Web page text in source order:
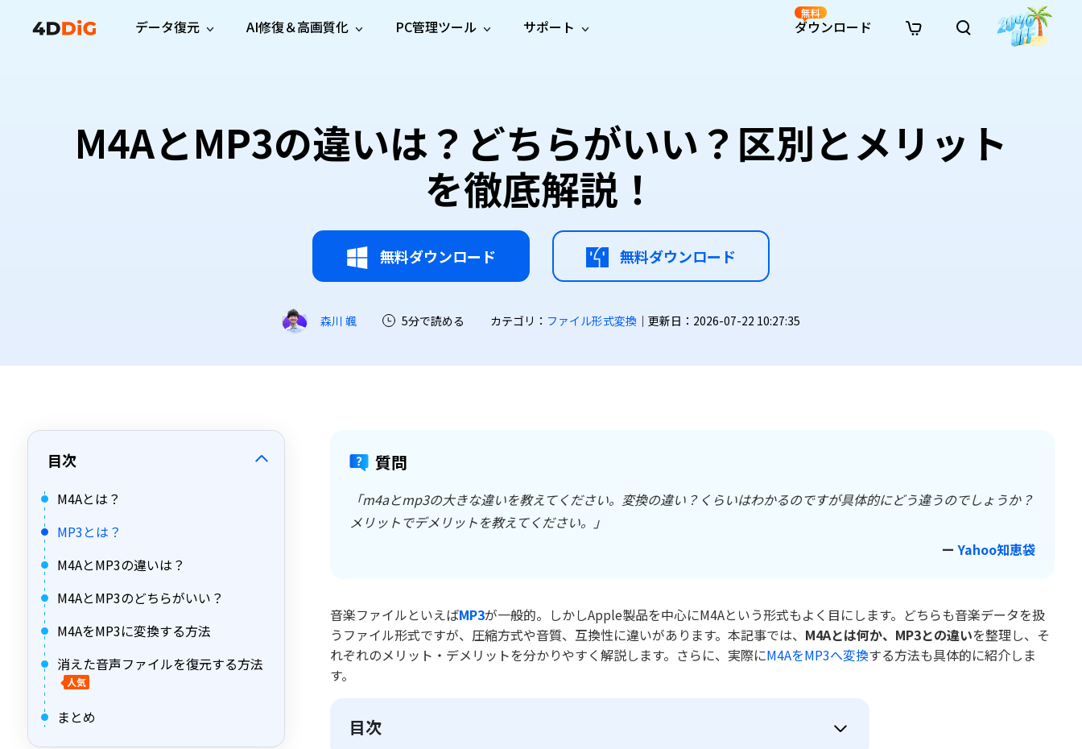
データ復元
プロ版 無料版
WhatsApp データ復元
WhatsAppのデータを復元
LINE データ復元
LINEのデータを復元
· USBデータ復元
· ゴミ箱復元
· ファイル復元
· エクセル復元
· 写真復元
· 動画復元
AI修復＆高画質化
動画修
復
写真修
メント
修復
動画高
画質化
AI
写真高
画質化
オンライン写真修復
オンラインファイル修復
· シネマ風AI画像プロンプト
· アニメ実写化プロンプト
PC管理ツール
Windows向けディスク管理ツール
重複ファイルを検出・削除
Tenorshare Cleamio
新製
品
Macを徹底クリーンアップ＆最適化
WindowsのDLLエラーを修復
Email Repair
破損したPST/OSTファイルを修復
· ハードディスクをクローン
· 重複検索（Mac）
· Cドライブを拡張
· ディスク容量を解放
· MBRをGPTに変換
· Macストレージを整理
サポート
ガイド・お問い合わせ
サブスク更新情報
ユーザーガイドセンター
使い方ガイド
ダウンロード
無料
M4AとMP3の違いは？どちらがいい？区別とメリット
を徹底解説！
無料ダウンロード 無料ダウンロード
森川 颯 5分で読める カテゴリ： ファイル形式変換 ｜更新日：2026-07-22 10:27:35
目次
M4Aとは？
MP3とは？
M4AとMP3の違いは？
M4AとMP3のどちらがいい？
M4AをMP3に変換する方法
消えた音声ファイルを復元する方法
人気
まとめ
質問
「m4aとmp3の大きな違いを教えてください。変換の違い？くらいはわかるのですが具体的にどう違うのでしょうか？
メリットでデメリットを教えてください。」
ー Yahoo知恵袋
音楽ファイルといえばMP3が一般的。しかしApple製品を中心にM4Aという形式もよく目にします。どちらも音楽データを扱
うファイル形式ですが、圧縮方式や音質、互換性に違いがあります。本記事では、 M4Aとは何か、MP3との違いを整理し、そ
れぞれのメリット・デメリットを分かりやすく解説します。さらに、実際にM4AをMP3へ変換する方法も具体的に紹介しま
す。
目次